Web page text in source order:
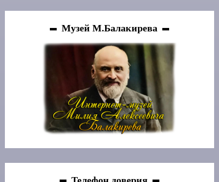
Музей М.Балакирева
Телефон доверия